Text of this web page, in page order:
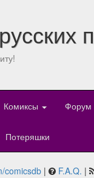
Комиксы Форум
Потеряшки
comicsdb | F.A.Q. |